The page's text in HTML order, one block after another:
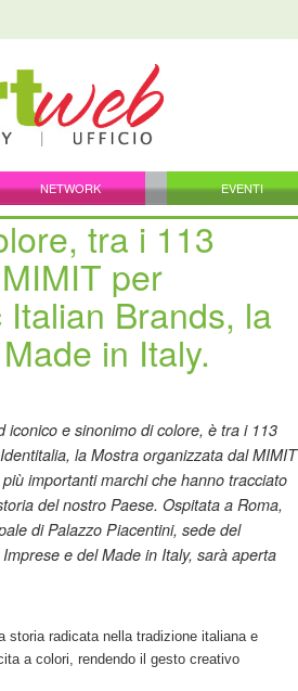
NETWORK EVENTI
tra i 113
per
Brands, la
in Italy.
iconico e sinonimo di colore, è tra i 113
la Mostra organizzata dal MIMIT
importanti marchi che hanno tracciato
del nostro Paese. Ospitata a Roma,
di Palazzo Piacentini, sede del
e del Made in Italy, sarà aperta
storia radicata nella tradizione italiana e
a colori, rendendo il gesto creativo